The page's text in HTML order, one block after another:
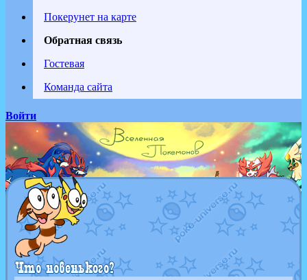
Покерунет на карте
Обратная связь
Гостевая
Команда сайта
Войти